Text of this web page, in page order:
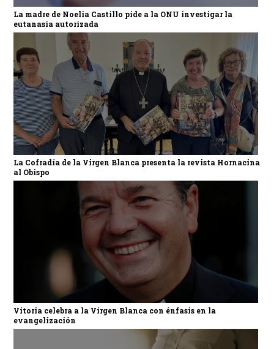
La madre de Noelia Castillo pide a la ONU investigar la
eutanasia autorizada
La Cofradía de la Virgen Blanca presenta la revista Hornacina
al Obispo
Vitoria celebra a la Virgen Blanca con énfasis en la
evangelización